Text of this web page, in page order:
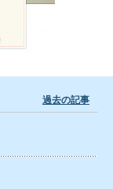
過去の記事